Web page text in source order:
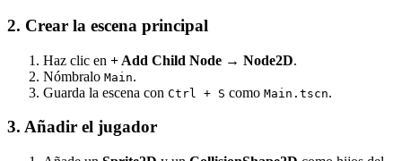
2. Crear la escena principal
Haz clic en + Add Child Node → Node2D.
Nómbralo Main.
Guarda la escena con Ctrl + S como Main.tscn.
3. Añadir el jugador